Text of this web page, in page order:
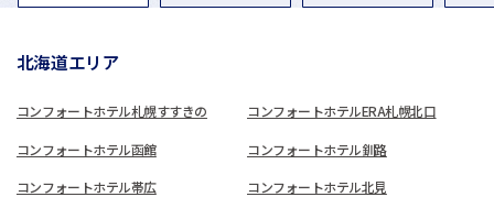
北海道エリア
コンフォートホテル札幌すすきの コンフォートホテルERA札幌北口
コンフォートホテル函館 コンフォートホテル釧路
コンフォートホテル帯広 コンフォートホテル北見